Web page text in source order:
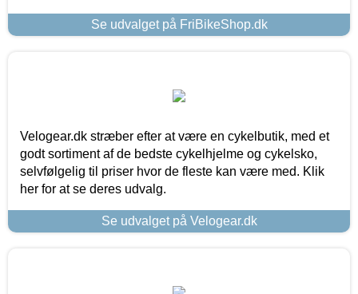
Se udvalget på FriBikeShop.dk
Velogear.dk stræber efter at være en cykelbutik, med et
godt sortiment af de bedste cykelhjelme og cykelsko,
selvfølgelig til priser hvor de fleste kan være med. Klik
her for at se deres udvalg.
Se udvalget på Velogear.dk